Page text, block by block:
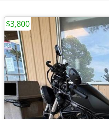
$3,800